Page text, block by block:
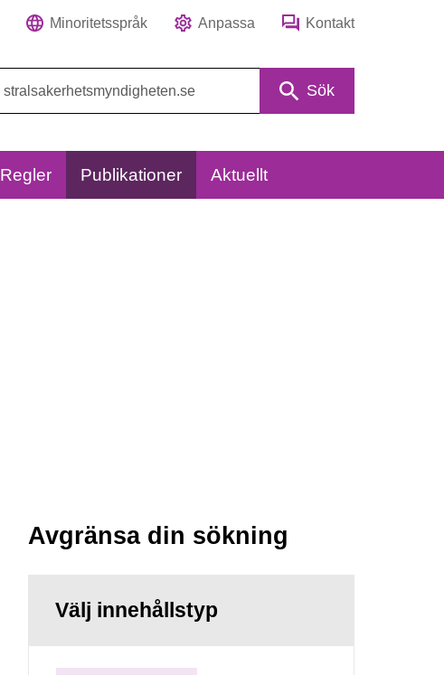
Minoritetsspråk Anpassa Kontakt
Sök
Regler Publikationer Aktuellt
Avgränsa din sökning
Välj innehållstyp